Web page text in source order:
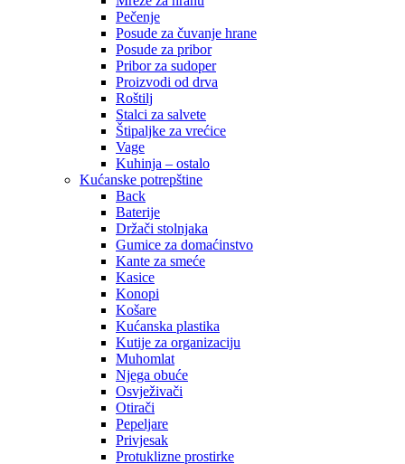
Pečenje
Posude za čuvanje hrane
Posude za pribor
Pribor za sudoper
Proizvodi od drva
Roštilj
Stalci za salvete
Štipaljke za vrećice
Vage
Kuhinja – ostalo
Kućanske potrepštine
Back
Baterije
Držači stolnjaka
Gumice za domaćinstvo
Kante za smeće
Kasice
Konopi
Košare
Kućanska plastika
Kutije za organizaciju
Muhomlat
Njega obuće
Osvježivači
Otirači
Pepeljare
Privjesak
Protuklizne prostirke